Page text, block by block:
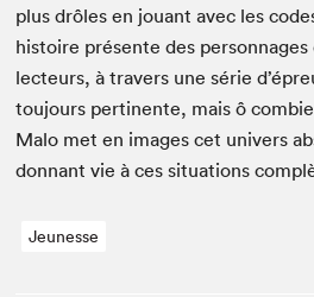
plus drôles en jouant avec les
his­toire présente des
lecteurs, à tra­vers une série
tou­jours per­ti­nente, mais ô
Malo met en images cet univers
don­nant vie à ces sit­u­a­tions
Jeunesse